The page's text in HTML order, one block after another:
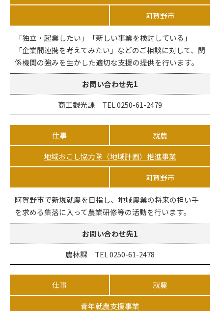
阿賀野市
「独立・起業したい」「新しい事業を検討している」
「企業間連携を考えてみたい」などのご相談に対して、関
係機関の強みを生かした適切な支援の提供を行います。
お問い合わせ先1
商工観光課 TEL 0250-61-2479
仕事 就農
地域おこし協力隊（地域計画）推進事業
阿賀野市
阿賀野市で新規就農を目指し、地域農業の将来の担い手
を求める集落に入って農業研修等の活動を行います。
お問い合わせ先1
農林課 TEL 0250-61-2478
仕事 就農
青年就農支援事業